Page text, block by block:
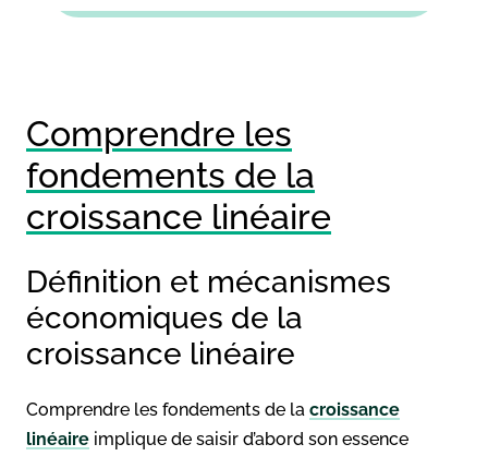
Comprendre les
fondements de la
croissance linéaire
Définition et mécanismes
économiques de la
croissance linéaire
Comprendre les fondements de la croissance
linéaire implique de saisir d’abord son essence